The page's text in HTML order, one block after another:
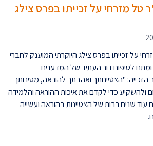
טל מזרחי על זכייתו בפרס צילג
על זכייתו בפרס צילג היוקרתי המוענק לחברי
לטיפוח דור העתיד של המדענים
"הצטיינותך ואהבתך להוראה, מסירותך
ולהשקיע כדי לקדם את איכות ההוראה והלמידה
עוד שנים רבות של הצטיינות בהוראה ועשייה